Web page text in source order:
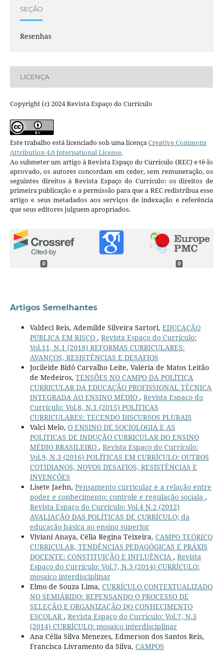
SEÇÃO
Resenhas
LICENÇA
Copyright (c) 2024 Revista Espaço do Currículo
Este trabalho está licenciado sob uma licença Creative Commons
Attribution 4.0 International License.
Ao submeter um artigo à Revista Espaço do Currículo (REC) e tê-lo
aprovado, os autores concordam em ceder, sem remuneração, os
seguintes direitos à Revista Espaço do Currículo: os direitos de
primeira publicação e a permissão para que a REC redistribua esse
artigo e seus metadados aos serviços de indexação e referência
que seus editores julguem apropriados.
0 0
Artigos Semelhantes
Valdeci Reis, Ademilde Silveira Sartori, EDUCAÇÃO
PÚBLICA EM RISCO , Revista Espaço do Currículo:
Vol.11, N.1 (2018) REFORMAS CURRICULARES:
AVANÇOS, RESISTÊNCIAS E DESAFIOS
Jocileide Bidô Carvalho Leite, Valéria de Matos Leitão
de Medeiros, TENSÕES NO CAMPO DA POLÍTICA
CURRICULAR DA EDUCAÇÃO PROFISSIONAL TÉCNICA
INTEGRADA AO ENSINO MÉDIO , Revista Espaço do
Currículo: Vol.8, N.1 (2015) POLÍTICAS
CURRICULARES: TECENDO DISCURSOS PLURAIS
Valci Melo, O ENSINO DE SOCIOLOGIA E AS
POLÍTICAS DE INDUÇÃO CURRICULAR DO ENSINO
MÉDIO BRASILEIRO , Revista Espaço do Currículo:
Vol.9, N.3 (2016) POLÍTICAS EM CURRÍCULO: OUTROS
COTIDIANOS, NOVOS DESAFIOS, RESISTÊNCIAS E
INVENÇÕES
Lisete Jaehn, Pensamento curricular e a relação entre
poder e conhecimento: controle e regulação sociala ,
Revista Espaço do Currículo: Vol.4 N.2 (2012)
AVALIAÇÃO DAS POLÍTICAS DE CURRÍCULO; da
educação básica ao ensino superior
Viviani Anaya, Célia Regina Teixeira, CAMPO TEÓRICO
CURRICULAR, TENDÊNCIAS PEDAGÓGICAS E PRÁXIS
DOCENTE: CONSTITUIÇÃO E INFLUÊNCIA , Revista
Espaço do Currículo: Vol.7, N.3 (2014) CURRÍCULO:
mosaico interdisciplinar
Elmo de Souza Lima, CURRÍCULO CONTEXTUALIZADO
NO SEMIÁRIDO: REPENSANDO O PROCESSO DE
SELEÇÃO E ORGANIZAÇÃO DO CONHECIMENTO
ESCOLAR, Revista Espaço do Currículo: Vol.7, N.3
(2014) CURRÍCULO: mosaico interdisciplinar
Ana Célia Silva Menezes, Edmerson dos Santos Reis,
Francisca Livramento da Silva, CAMPOS